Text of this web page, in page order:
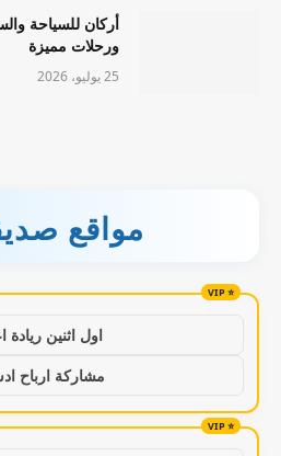
أركان للسياحة
ورحلات مميزة
25 يوليو، 2026
مواقع
اول اثنين ريادة
مشاركة ارباح